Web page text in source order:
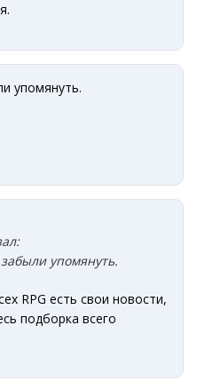
упомянуть.
забыли упомянуть.
RPG есть свои новости,
подборка всего